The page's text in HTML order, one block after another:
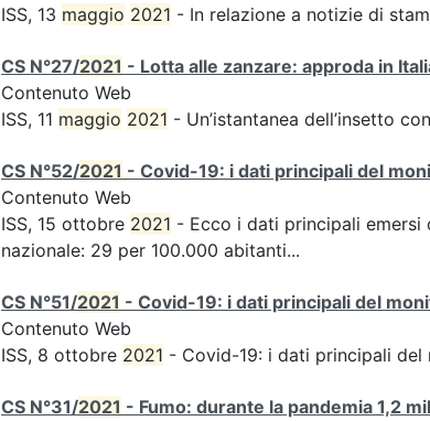
ISS, 13 maggio 2021 - In relazione a notizie di
CS N°27/2021 - Lotta alle zanzare: approda in
Contenuto Web
ISS, 11 maggio 2021 - Un’istantanea dell’insetto
CS N°52/2021 - Covid-19: i dati principali del
Contenuto Web
ISS, 15 ottobre 2021 - Ecco i dati principali emersi
nazionale: 29 per 100.000 abitanti...
CS N°51/2021 - Covid-19: i dati principali del
Contenuto Web
ISS, 8 ottobre 2021 - Covid-19: i dati principali
CS N°31/2021 - Fumo: durante la pandemia 1,2